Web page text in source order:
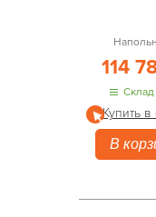
114
Купить
В